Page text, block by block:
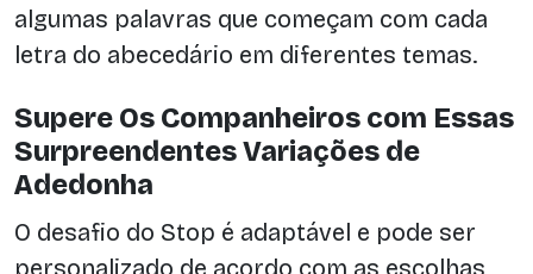
algumas palavras que começam com cada
letra do abecedário em diferentes temas.
Supere Os Companheiros com Essas
Surpreendentes Variações de
Adedonha
O desafio do Stop é adaptável e pode ser